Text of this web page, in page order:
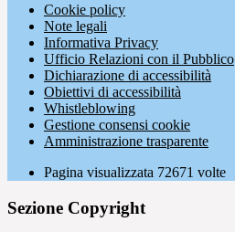
Cookie policy
Note legali
Informativa Privacy
Ufficio Relazioni con il Pubblico
Dichiarazione di accessibilità
Obiettivi di accessibilità
Whistleblowing
Gestione consensi cookie
Amministrazione trasparente
Pagina visualizzata 72671 volte
Sezione Copyright